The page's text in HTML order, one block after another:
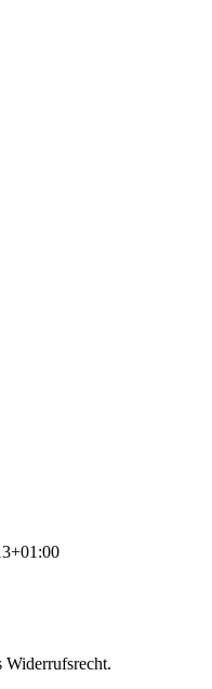
Widerrufsrecht.